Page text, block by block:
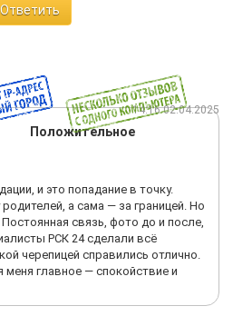
Ответить
14:16 02.04.2025
Положительное
и это попадание в точку.
а сама — за границей. Но
связь, фото до и после,
РСК 24 сделали всё
черепицей справились отлично.
главное — спокойствие и